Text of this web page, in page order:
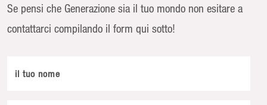
Se pensi che Generazione sia il tuo mondo non esitare a
contattarci compilando il form qui sotto!
il tuo nome